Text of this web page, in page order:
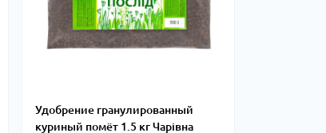
Удобрение гранулированный
куриный помёт 1.5 кг Чарівна